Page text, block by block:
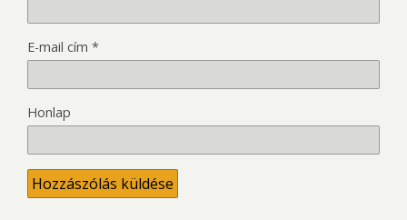
E-mail cím *
Honlap